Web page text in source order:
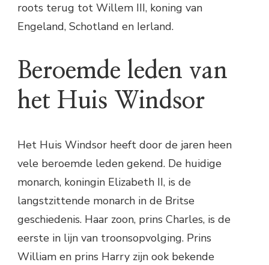
roots terug tot Willem III, koning van
Engeland, Schotland en Ierland.
Beroemde leden van
het Huis Windsor
Het Huis Windsor heeft door de jaren heen
vele beroemde leden gekend. De huidige
monarch, koningin Elizabeth II, is de
langstzittende monarch in de Britse
geschiedenis. Haar zoon, prins Charles, is de
eerste in lijn van troonsopvolging. Prins
William en prins Harry zijn ook bekende